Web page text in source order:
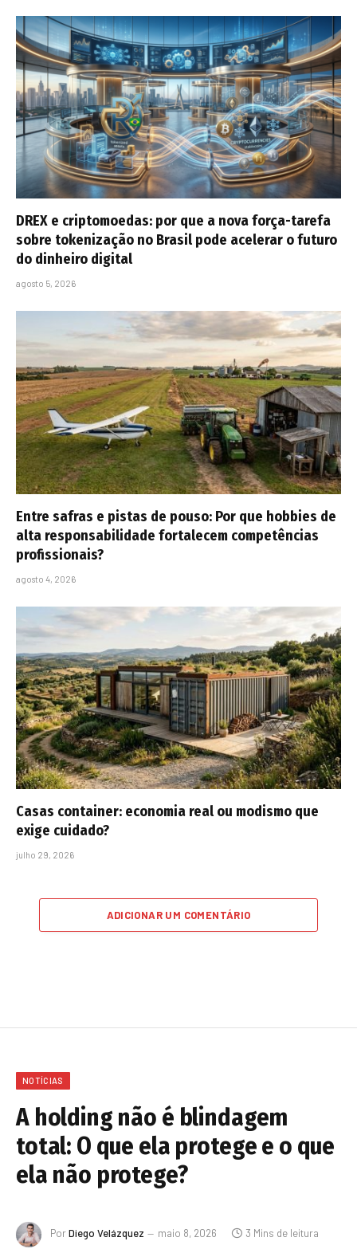
DREX e criptomoedas: por que a nova força-tarefa
sobre tokenização no Brasil pode acelerar o futuro
do dinheiro digital
agosto 5, 2026
Entre safras e pistas de pouso: Por que hobbies de
alta responsabilidade fortalecem competências
profissionais?
agosto 4, 2026
Casas container: economia real ou modismo que
exige cuidado?
julho 29, 2026
ADICIONAR UM COMENTÁRIO
NOTÍCIAS
A holding não é blindagem
total: O que ela protege e o que
ela não protege?
PorDiego Velázquez maio 8, 2026 3 Mins de leitura